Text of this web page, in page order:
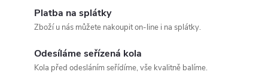
Platba na splátky
Zboží u nás můžete nakoupit on-line i na splátky.
Odesíláme seřízená kola
Kola před odesláním seřídíme, vše kvalitně balíme.